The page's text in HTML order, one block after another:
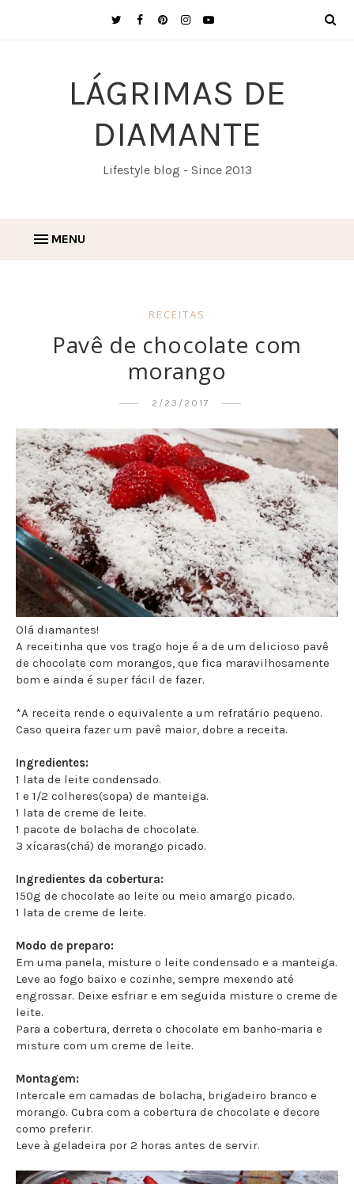
LÁGRIMAS DE
DIAMANTE
Lifestyle blog - Since 2013
MENU
RECEITAS
Pavê de chocolate com
morango
2/23/2017
Olá diamantes!
A receitinha que vos trago hoje é a de um delicioso pavê
de chocolate com morangos, que fica maravilhosamente
bom e ainda é super fácil de fazer.
*A receita rende o equivalente a um refratário pequeno.
Caso queira fazer um pavê maior, dobre a receita.
Ingredientes:
1 lata de leite condensado.
1 e 1/2 colheres(sopa) de manteiga.
1 lata de creme de leite.
1 pacote de bolacha de chocolate.
3 xícaras(chá) de morango picado.
Ingredientes da cobertura:
150g de chocolate ao leite ou meio amargo picado.
1 lata de creme de leite.
Modo de preparo:
Em uma panela, misture o leite condensado e a manteiga.
Leve ao fogo baixo e cozinhe, sempre mexendo até
engrossar. Deixe esfriar e em seguida misture o creme de
leite.
Para a cobertura, derreta o chocolate em banho-maria e
misture com um creme de leite.
Montagem:
Intercale em camadas de bolacha, brigadeiro branco e
morango. Cubra com a cobertura de chocolate e decore
como preferir.
Leve à geladeira por 2 horas antes de servir.